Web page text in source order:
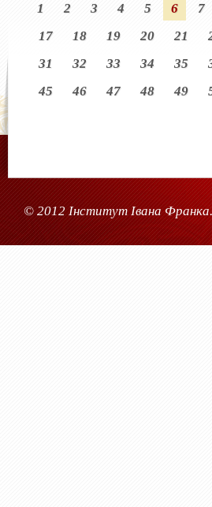
1 2 3 4 5 6 7
17
18 19 20 21
31
32 33 34 35
45
46 47 48 49
© 2012 Інститут Івана